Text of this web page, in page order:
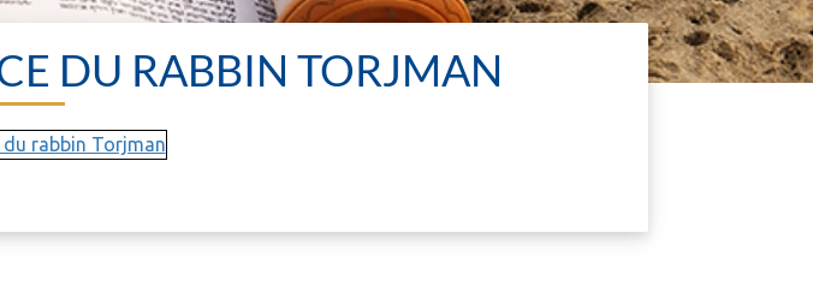
DU RABBIN TORJMAN